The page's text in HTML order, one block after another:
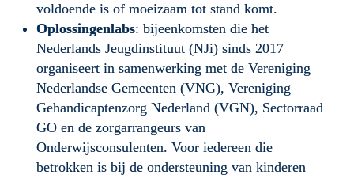
voldoende is of moeizaam tot stand komt.
Oplossingenlabs: bijeenkomsten die het
Nederlands Jeugdinstituut (NJi) sinds 2017
organiseert in samenwerking met de Vereniging
Nederlandse Gemeenten (VNG), Vereniging
Gehandicaptenzorg Nederland (VGN), Sectorraad
GO en de zorgarrangeurs van
Onderwijsconsulenten. Voor iedereen die
betrokken is bij de ondersteuning van kinderen